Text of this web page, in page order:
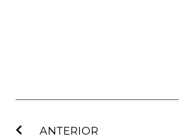
ANTERIOR